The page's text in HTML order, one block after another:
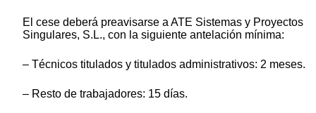
El cese deberá preavisarse a ATE Sistemas y Proyectos
Singulares, S.L., con la siguiente antelación mínima:
– Técnicos titulados y titulados administrativos: 2 meses.
– Resto de trabajadores: 15 días.